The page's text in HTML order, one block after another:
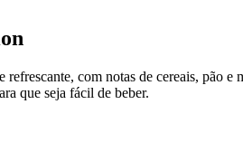
refrescante, com notas de cereais, pão
que seja fácil de beber.